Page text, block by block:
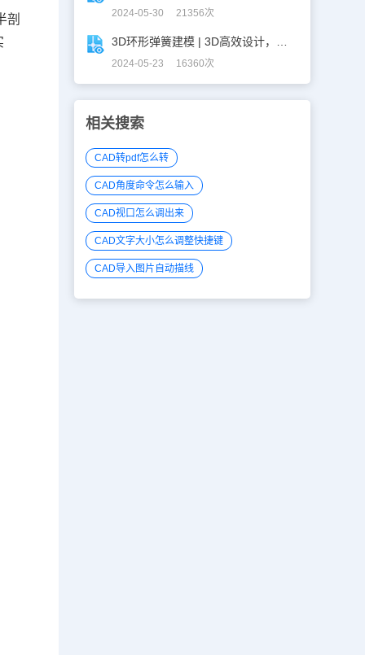
剖
2024-05-30 21356次
2024-05-23 16360次
相关搜索
CAD转pdf怎么转
CAD角度命令怎么输入
CAD视口怎么调出来
CAD文字大小怎么调整快捷键
CAD导入图片自动描线